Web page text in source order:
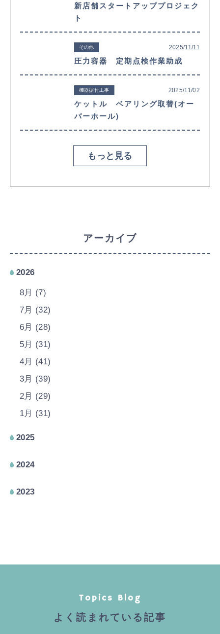
新店舗スタートアッププロジェク
ト
その他 2025/11/11
圧力容器 定期点検作業助成
機器据付工事 2025/11/02
ケットル ベアリング取替(オー
バーホール)
もっと見る
アーカイブ
2026
8月 (7)
7月 (32)
6月 (28)
5月 (31)
4月 (41)
3月 (39)
2月 (29)
1月 (31)
2025
2024
2023
Topics Blog
よく読まれている記事